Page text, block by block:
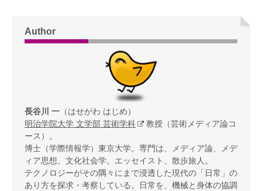
Author
長谷川 一 （はせがわ はじめ）
明治学院大学 文学部 芸術学科
教授（芸術メディア論コ
ース）。
博士（学際情報学）東京大学。専門は、メディア論、メデ
ィア思想、文化社会学。エッセイスト、散歩旅人。
テクノロジーがその隅々にまで浸透した現代の「日常」の
あり方を探求・考察している。日常を、機械と身体の協調